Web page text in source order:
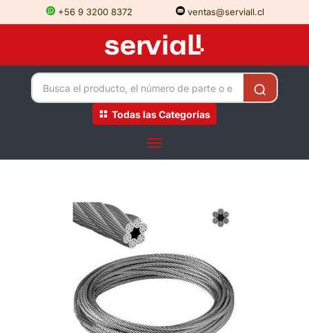
+56 9 3200 8372 ventas@serviall.cl
Todas las Categorías